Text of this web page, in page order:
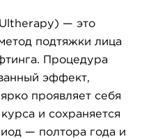
— это
подтяжки лица
Процедура
эффект,
проявляет себя
и сохраняется
— полтора года и